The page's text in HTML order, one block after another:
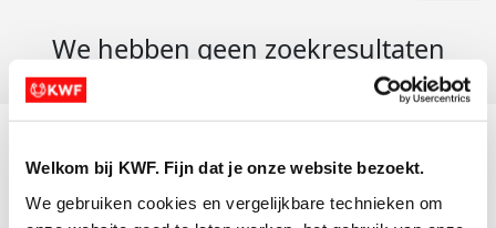
Welkom bij KWF. Fijn dat je onze website bezoekt.
We gebruiken cookies en vergelijkbare technieken om
We hebben geen zoekresultaten
Actiematerialen
Evenementen